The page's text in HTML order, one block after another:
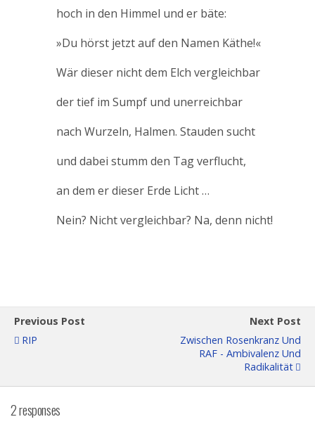
hoch in den Himmel und er bäte:
»Du hörst jetzt auf den Namen Käthe!«
Wär dieser nicht dem Elch vergleichbar
der tief im Sumpf und unerreichbar
nach Wurzeln, Halmen. Stauden sucht
und dabei stumm den Tag verflucht,
an dem er dieser Erde Licht …
Nein? Nicht vergleichbar? Na, denn nicht!
Previous Post
RIP
Next Post
Zwischen Rosenkranz Und
RAF - Ambivalenz Und
Radikalität
2 responses